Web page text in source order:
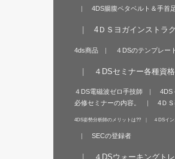
4DS腸腹ペタベルト＆手首
4ＤＳヨガインスト
4ds商品 ４DSのテンプレー
４DSセミナー各種資格
４DS電磁波ゼロ手技師 4DS
必修セミナーの内容。
4Ｄ
4DS姿勢分析師のメリットは?? ４DSイ
SECの登録者
４DSウォーキング